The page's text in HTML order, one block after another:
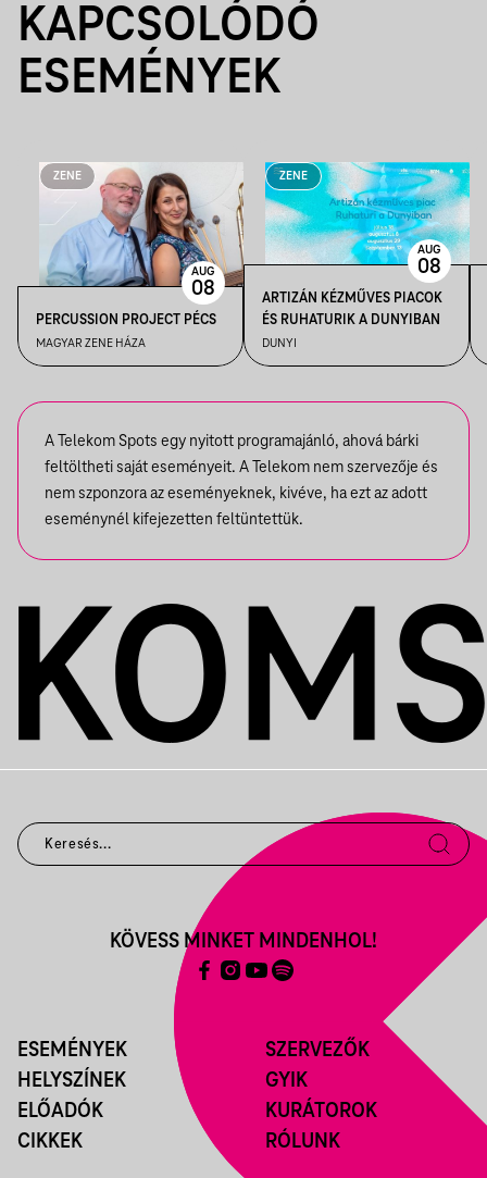
KAPCSOLÓDÓ
ESEMÉNYEK
ZENE
PERCUSSION PROJECT PÉCS
MAGYAR ZENE HÁZA
AUG
08
ZENE
ARTIZÁN KÉZMŰVES PIACOK
ÉS RUHATURIK A DUNYIBAN
DUNYI
AUG
08
A Telekom Spots egy nyitott programajánló, ahová bárki
feltöltheti saját eseményeit. A Telekom nem szervezője és
nem szponzora az eseményeknek, kivéve, ha ezt az adott
eseménynél kifejezetten feltüntettük.
ESEMÉNYEK
HELYSZÍNEK
ELŐADÓK
CIKKEK
SZERVEZŐK
GYIK
KURÁTOROK
RÓLUNK
KÖVESS MINKET MINDENHOL!